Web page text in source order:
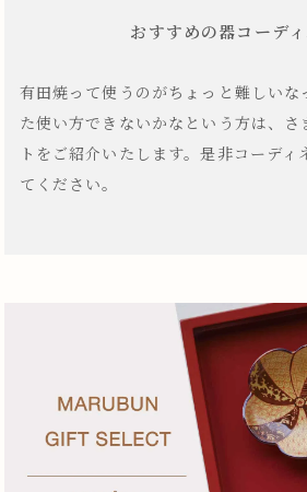
おすすめの器コーデ
有田焼って使うのがちょっと難しいな
た使い方できないかなという方は、さ
トをご紹介いたします。是非コーディ
てください。